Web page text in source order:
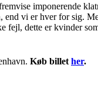
imponerende
end vi er hver for sig.
fejl, dette er kvinder
Køb billet her.